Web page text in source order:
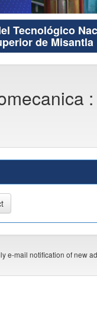
Tecnológico
de Misantla
e-mail notification of new